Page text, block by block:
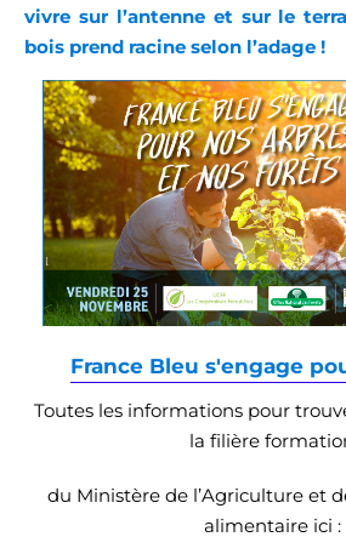
vivre sur l’antenne et sur le
bois prend racine selon l’adage !
France Bleu s'engage
Toutes les informations pour
la filière
du Ministère de l’Agriculture et
alimentaire ici :